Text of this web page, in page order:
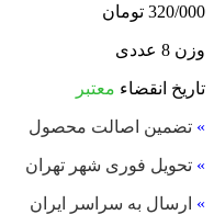
320/000 تومان
وزن 8 عددی
تاریخ انقضاء معتبر
» تضمین اصالت محصول
» تحویل فوری شهر تهران
» ارسال به سراسر ایران